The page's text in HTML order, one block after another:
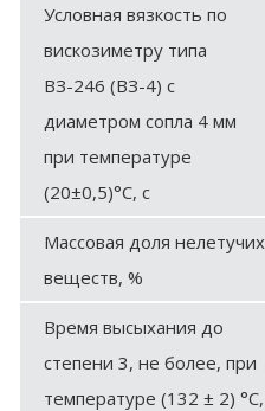
Условная вязкость по
вискозиметру типа
ВЗ-246 (ВЗ-4) с
диаметром сопла 4 мм
при температуре
(20±0,5)°С, с
Массовая доля нелетучих
веществ, %
Время высыхания до
степени 3, не более, при
температуре (132 ± 2) °С,